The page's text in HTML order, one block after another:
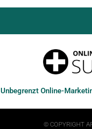
Unbegrenzt Online-
© COPYRIGHT